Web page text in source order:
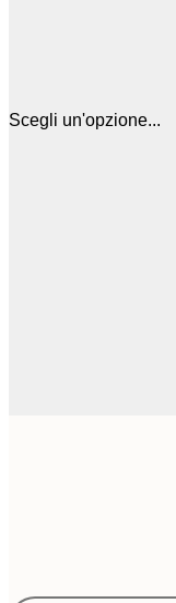
Scegli un'opzione...